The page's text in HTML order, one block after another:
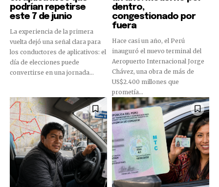
podrían repetirse
este 7 de junio
La experiencia de la primera
vuelta dejó una señal clara para
los conductores de aplicativos: el
día de elecciones puede
convertirse en una jornada...
dentro,
congestionado por
fuera
Hace casi un año, el Perú
inauguró el nuevo terminal del
Aeropuerto Internacional Jorge
Chávez, una obra de más de
US$2.400 millones que
prometía...